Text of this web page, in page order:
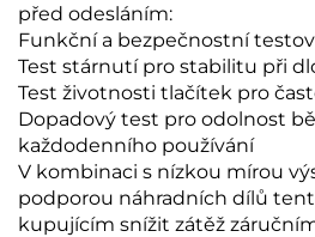
před odesláním:
Funkční a bezpečnostní
Test stárnutí pro stabilitu při
Test životnosti tlačítek pro
Dopadový test pro odolnost
každodenního používání
V kombinaci s nízkou mírou
podporou náhradních dílů
kupujícím snížit zátěž